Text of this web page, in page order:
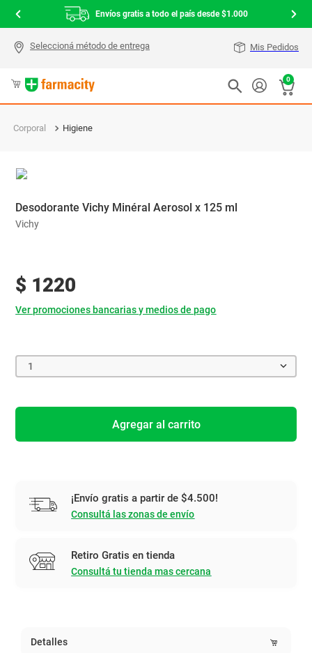
Envíos gratis a todo el país desde $1.000
Mis Pedidos
0
Corporal Higiene
Desodorante Vichy Minéral Aerosol x 125 ml
Vichy
$ 1220
Ver promociones bancarias y medios de pago
1
Agregar al carrito
¡Envío gratis a partir de $4.500!
Consultá las zonas de envío
Retiro Gratis en tienda
Consultá tu tienda mas cercana
Detalles